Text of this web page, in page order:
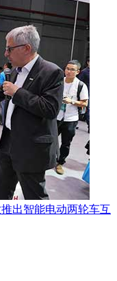
出智能电动两轮车互